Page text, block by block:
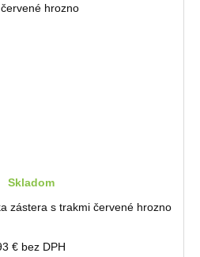
Skladom
zástera s trakmi červené hrozno
€ bez DPH